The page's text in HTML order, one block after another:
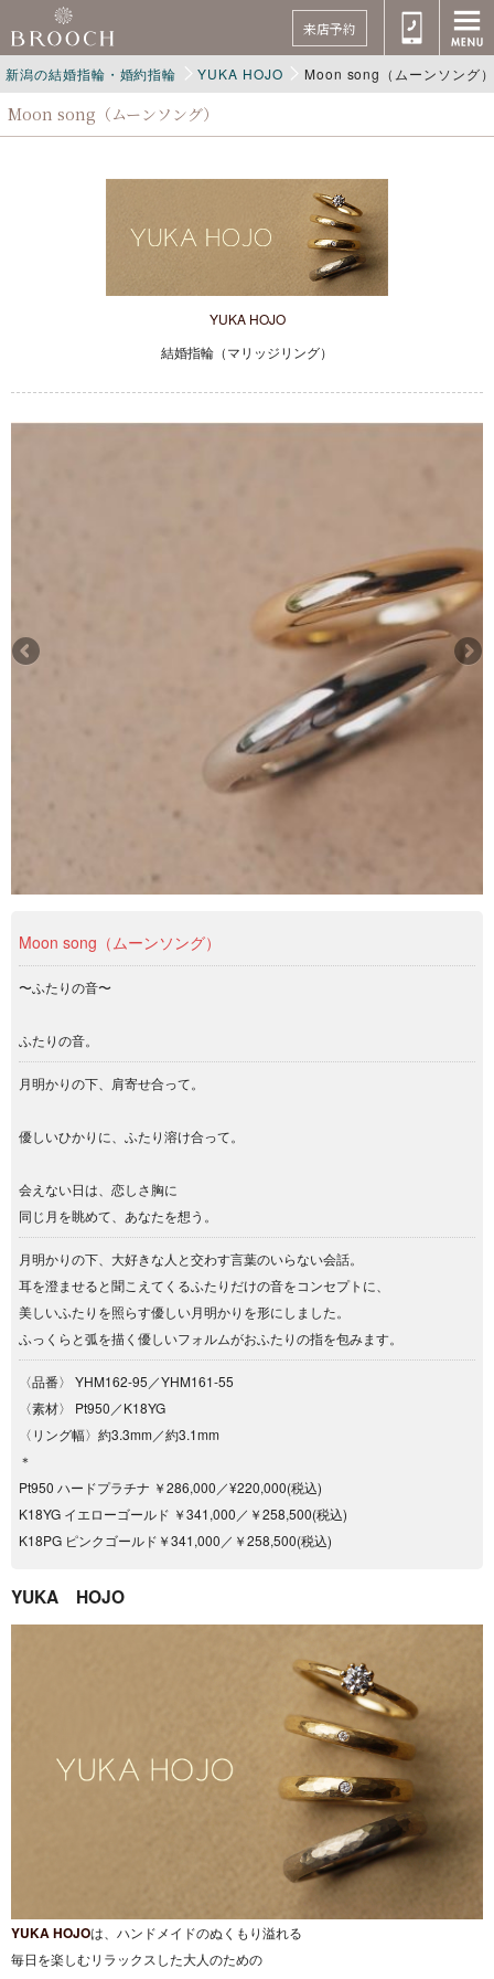
来店予約
新潟の結婚指輪・婚約指輪 YUKA HOJO Moon song（ムーンソング）
Moon song（ムーンソング）
YUKA HOJO
結婚指輪（マリッジリング）
Moon song（ムーンソング）
〜ふたりの音〜
ふたりの音。
月明かりの下、肩寄せ合って。
優しいひかりに、ふたり溶け合って。
会えない日は、恋しさ胸に
同じ月を眺めて、あなたを想う。
月明かりの下、大好きな人と交わす言葉のいらない会話。
耳を澄ませると聞こえてくるふたりだけの音をコンセプトに、
美しいふたりを照らす優しい月明かりを形にしました。
ふっくらと弧を描く優しいフォルムがおふたりの指を包みます。
〈品番〉 YHM162-95／YHM161-55
〈素材〉 Pt950／K18YG
〈リング幅〉約3.3mm／約3.1mm
＊
Pt950 ハードプラチナ ￥286,000／¥220,000(税込)
K18YG イエローゴールド ￥341,000／￥258,500(税込)
K18PG ピンクゴールド￥341,000／￥258,500(税込)
YUKA HOJO
YUKA HOJOは、ハンドメイドのぬくもり溢れる
毎日を楽しむリラックスした大人のための